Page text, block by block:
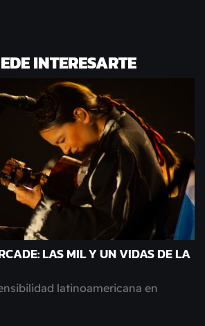
INTERESARTE
LAS MIL Y UN VIDAS DE LA
latinoamericana en